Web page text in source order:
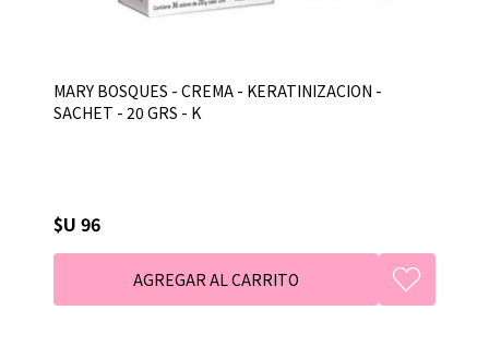
MARY BOSQUES - CREMA - KERATINIZACION -
SACHET - 20 GRS - K
$U 96